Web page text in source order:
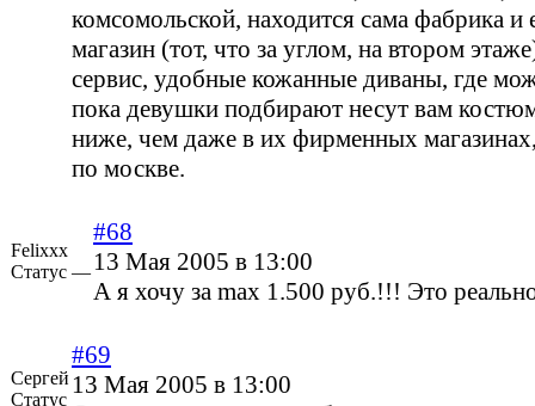
комсомольской, находится сама фабрика и
магазин (тот, что за углом, на втором
сервис, удобные кожанные диваны, где
пока девушки подбирают несут вам
ниже, чем даже в их фирменных
по москве.
Felixxx
Статус —
#68
13 Мая 2005 в 13:00
А я хочу за max 1.500 руб.!!! Это
Сергей
Статус
#69
13 Мая 2005 в 13:00